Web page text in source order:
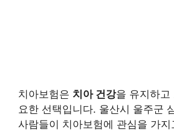
치아보험은 치아 건강을 유지하고
요한 선택입니다. 울산시 울주군
사람들이 치아보험에 관심을 가지